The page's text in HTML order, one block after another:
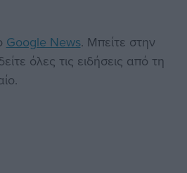
Google News. Μπείτε στην
όλες τις ειδήσεις από τη